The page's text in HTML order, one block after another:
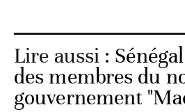
Lire aussi :
des membres du
gouvernement